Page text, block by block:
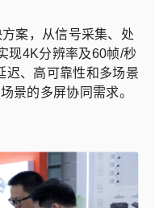
案，从信号采集、处
现4K分辨率及60帧/秒
迟、高可靠性和多场景
景的多屏协同需求。